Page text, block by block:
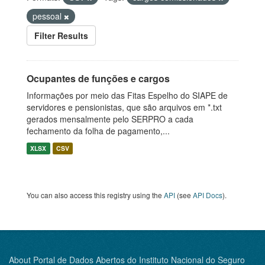
pessoal
Filter Results
Ocupantes de funções e cargos
Informações por meio das Fitas Espelho do SIAPE de
servidores e pensionistas, que são arquivos em *.txt
gerados mensalmente pelo SERPRO a cada
fechamento da folha de pagamento,...
XLSX CSV
You can also access this registry using the API (see API Docs).
About Portal de Dados Abertos do Instituto Nacional do Seguro